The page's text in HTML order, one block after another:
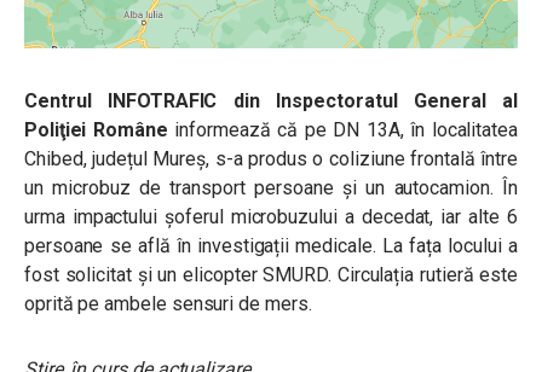
Centrul INFOTRAFIC din Inspectoratul General al
Poliţiei Române informează că pe DN 13A, în localitatea
Chibed, județul Mureș, s-a produs o coliziune frontală între
un microbuz de transport persoane și un autocamion. În
urma impactului șoferul microbuzului a decedat, iar alte 6
persoane se află în investigații medicale. La fața locului a
fost solicitat și un elicopter SMURD. Circulația rutieră este
oprită pe ambele sensuri de mers.